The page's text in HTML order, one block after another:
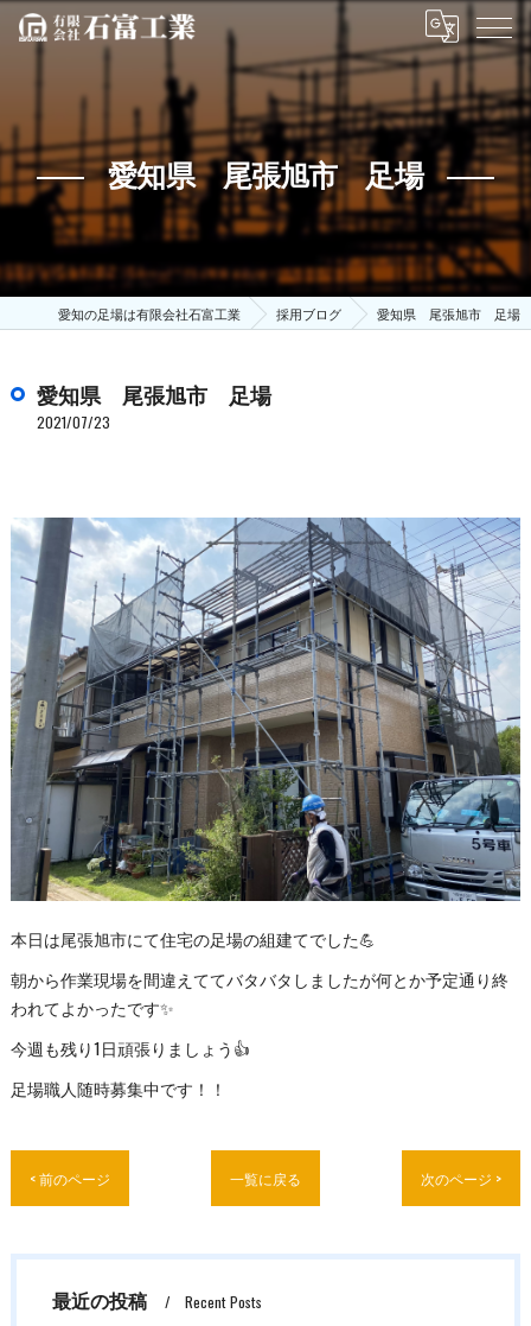
愛知県 尾張旭市 足場
愛知の足場は有限会社石富工業 採用ブログ 愛知県 尾張旭市 足場
愛知県 尾張旭市 足場
2021/07/23
本日は尾張旭市にて住宅の足場の組建てでした💪
朝から作業現場を間違えててバタバタしましたが何とか予定通り終
われてよかったです✨
今週も残り1日頑張りましょう👍
足場職人随時募集中です！！
< 前のページ 一覧に戻る 次のページ >
最近の投稿 Recent Posts